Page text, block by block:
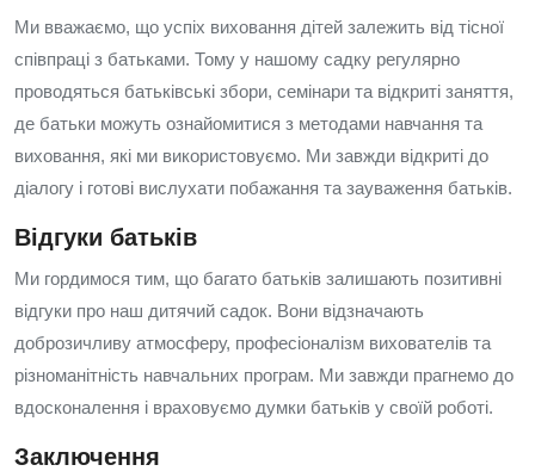
Ми вважаємо, що успіх виховання дітей залежить від тісної
співпраці з батьками. Тому у нашому садку регулярно
проводяться батьківські збори, семінари та відкриті заняття,
де батьки можуть ознайомитися з методами навчання та
виховання, які ми використовуємо. Ми завжди відкриті до
діалогу і готові вислухати побажання та зауваження батьків.
Відгуки батьків
Ми гордимося тим, що багато батьків залишають позитивні
відгуки про наш дитячий садок. Вони відзначають
доброзичливу атмосферу, професіоналізм вихователів та
різноманітність навчальних програм. Ми завжди прагнемо до
вдосконалення і враховуємо думки батьків у своїй роботі.
Заключення